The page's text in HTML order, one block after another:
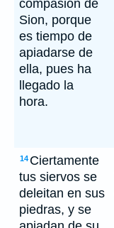
compasión de
Sion, porque
es tiempo de
apiadarse de
ella, pues ha
llegado la
hora.
14 Ciertamente
tus siervos se
deleitan en sus
piedras, y se